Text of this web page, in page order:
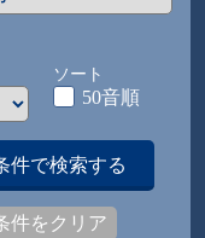
ソート
50音順
件で検索する
件をクリア